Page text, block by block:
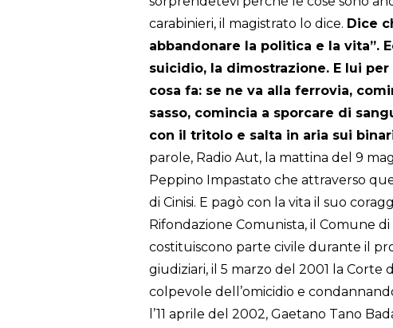
carabinieri, il magistrato lo dice. Dice
abbandonare la politica e la vita”.
suicidio, la dimostrazione. E lui
cosa fa: se ne va alla ferrovia,
sasso, comincia a sporcare di
con il tritolo e salta in aria sui
parole, Radio Aut, la mattina del 9
Peppino Impastato che attraverso
di Cinisi. E pagò con la vita il suo
Rifondazione Comunista, il Comune di
costituiscono parte civile durante il
giudiziari, il 5 marzo del 2001 la Corte
colpevole dell’omicidio e
l’11 aprile del 2002, Gaetano Tano